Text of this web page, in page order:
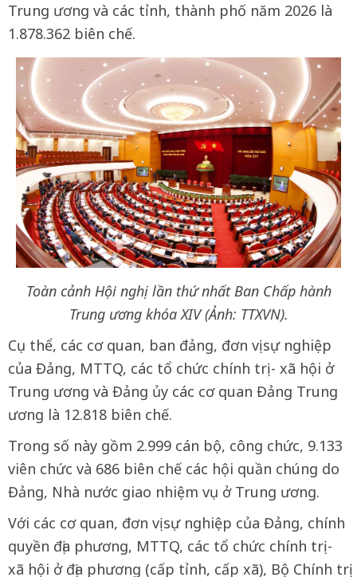
Trung ương và các tỉnh, thành phố năm 2026 là
1.878.362 biên chế.
Toàn cảnh Hội nghị lần thứ nhất Ban Chấp hành
Trung ương khóa XIV (Ảnh: TTXVN).
Cụ thể, các cơ quan, ban đảng, đơn vị sự nghiệp
của Đảng, MTTQ, các tổ chức chính trị - xã hội ở
Trung ương và Đảng ủy các cơ quan Đảng Trung
ương là 12.818 biên chế.
Trong số này gồm 2.999 cán bộ, công chức, 9.133
viên chức và 686 biên chế các hội quần chúng do
Đảng, Nhà nước giao nhiệm vụ ở Trung ương.
Với các cơ quan, đơn vị sự nghiệp của Đảng, chính
quyền địa phương, MTTQ, các tổ chức chính trị -
xã hội ở địa phương (cấp tỉnh, cấp xã), Bộ Chính trị